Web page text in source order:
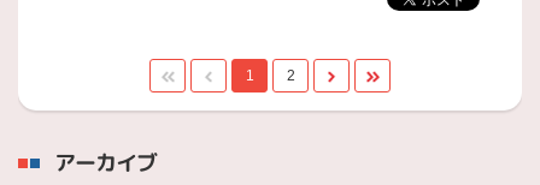
1 2
アーカイブ